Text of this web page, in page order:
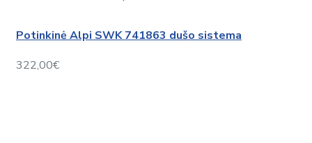
Potinkinė Alpi SWK 741863 dušo sistema
322,00€